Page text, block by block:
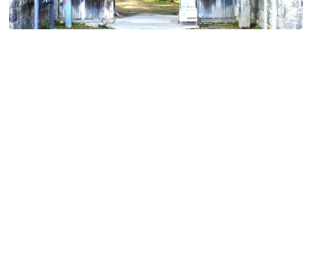
特定商取引法に基づく表記